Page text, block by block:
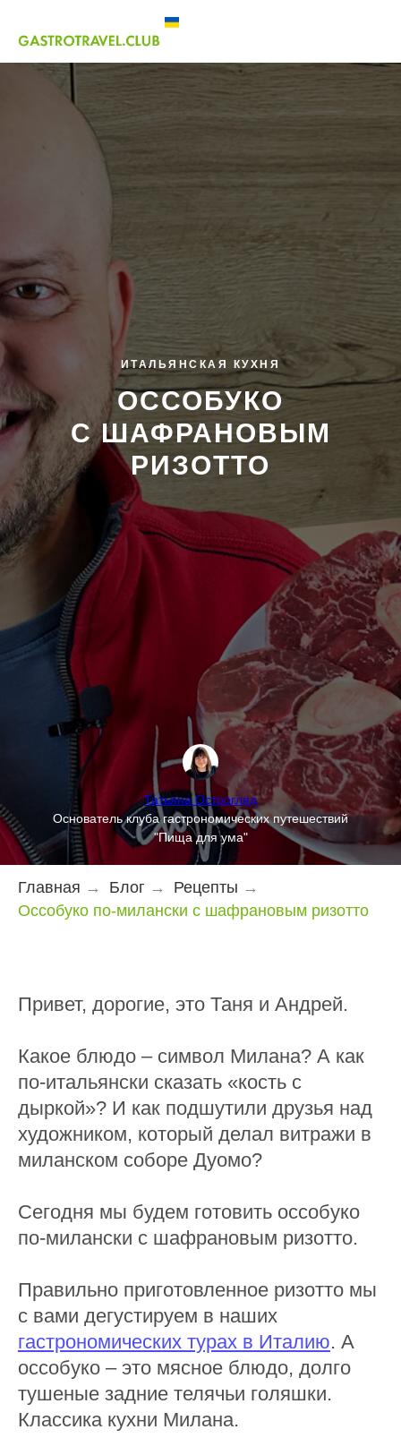
ИТАЛЬЯНСКАЯ КУХНЯ
ОССОБУКО
С ШАФРАНОВЫМ
РИЗОТТО
Татьяна Острогляд
Основатель клуба гастрономических путешествий
"Пища для ума"
Главная → Блог → Рецепты →
Оссобуко по-милански с шафрановым ризотто
Привет, дорогие, это Таня и Андрей.
Какое блюдо – символ Милана? А как
по-итальянски сказать «кость с
дыркой»? И как подшутили друзья над
художником, который делал витражи в
миланском соборе Дуомо?
Сегодня мы будем готовить оссобуко
по-милански с шафрановым ризотто.
Правильно приготовленное ризотто мы
с вами дегустируем в наших
гастрономических турах в Италию. А
оссобуко – это мясное блюдо, долго
тушеные задние телячьи голяшки.
Классика кухни Милана.